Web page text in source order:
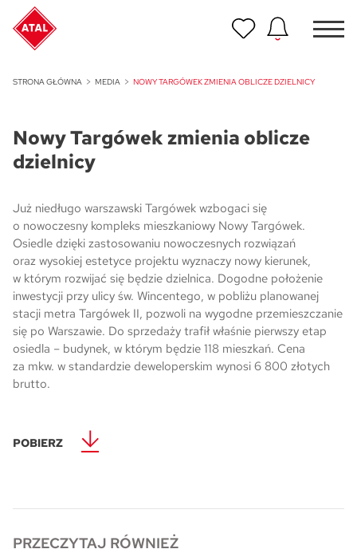
STRONA GŁÓWNA MEDIA NOWY TARGÓWEK ZMIENIA OBLICZE DZIELNICY
Nowy Targówek zmienia oblicze
dzielnicy
Już niedługo warszawski Targówek wzbogaci się
o nowoczesny kompleks mieszkaniowy Nowy Targówek.
Osiedle dzięki zastosowaniu nowoczesnych rozwiązań
oraz wysokiej estetyce projektu wyznaczy nowy kierunek,
w którym rozwijać się będzie dzielnica. Dogodne położenie
inwestycji przy ulicy św. Wincentego, w pobliżu planowanej
stacji metra Targówek II, pozwoli na wygodne przemieszczanie
się po Warszawie. Do sprzedaży trafił właśnie pierwszy etap
osiedla – budynek, w którym będzie 118 mieszkań. Cena
za mkw. w standardzie deweloperskim wynosi 6 800 złotych
brutto.
POBIERZ
PRZECZYTAJ RÓWNIEŻ
ATAL Unii Lubelskiej w Poznaniu
Nowość
ATAL Ville przy Białej
Program Poleceń ATAL
Polecaj i zyskaj nawet 5 000 zł
NOWOŚĆ
ATAL Floriana w Szczecinie
NOWOŚĆ
ATAL Ruczaj w Krakowie